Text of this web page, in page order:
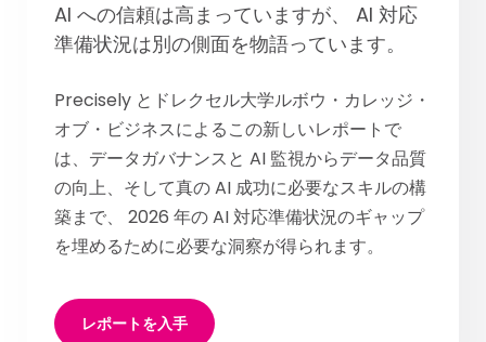
AI への信頼は高まっていますが、 AI 対応
準備状況は別の側面を物語っています。
Precisely とドレクセル大学ルボウ・カレッジ・
オブ・ビジネスによるこの新しいレポートで
は、データガバナンスと AI 監視からデータ品質
の向上、そして真の AI 成功に必要なスキルの構
築まで、 2026 年の AI 対応準備状況のギャップ
を埋めるために必要な洞察が得られます。
レポートを入手